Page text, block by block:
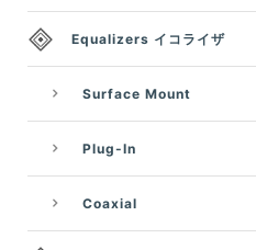
Equalizers イコライザ
Surface Mount
Plug-In
Coaxial